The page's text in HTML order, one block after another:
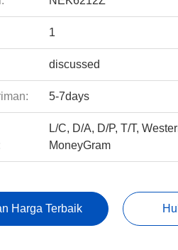
1
discussed
5-7days
L/C, D/A, D/P, T/T,
MoneyGram
Harga Terbaik